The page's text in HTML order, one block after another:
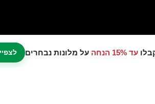
עד 15% הנחה על מלונות נבחרים